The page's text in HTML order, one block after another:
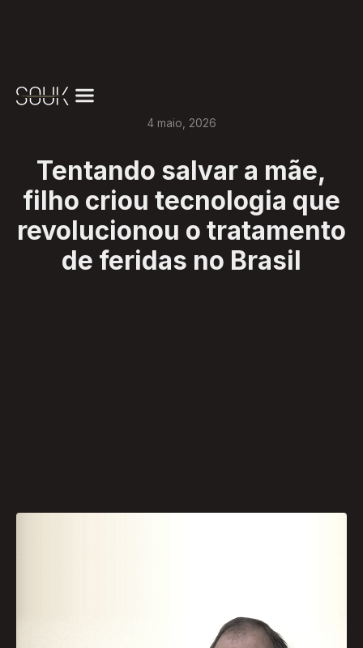
4 maio 2026
Tentando salvar a mãe,
filho criou tecnologia que
revolucionou o tratamento
de feridas no Brasil
contra uma úlcera crônica, o engenheiro florestal
e pesquisador João Carlos Moreschi deu início a